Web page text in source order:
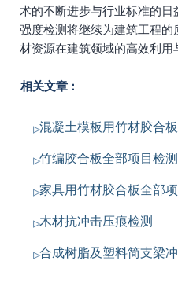
术的不断进步与行业标准的
强度检测将继续为建筑工程
材资源在建筑领域的高效利用
相关文章：
混凝土模板用竹材胶合
竹编胶合板全部项目检测
家具用竹材胶合板全部
木材抗冲击压痕检测
合成树脂及塑料简支梁